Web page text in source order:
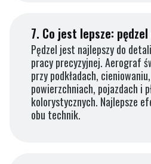
7. Co jest lepsze:
Pędzel jest najlepszy do
pracy precyzyjnej. Aerograf
przy podkładach,
powierzchniach, pojazdach i
kolorystycznych. Najlepsze
obu technik.